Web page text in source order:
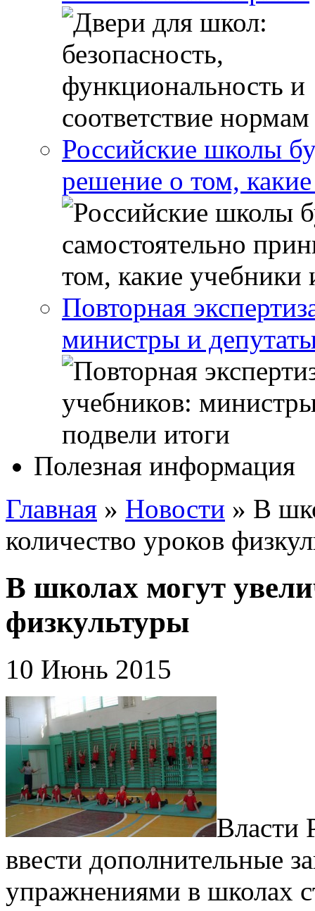
Российские школы
решение о том,
Повторная
министры и
Полезная информация
Главная » Новости » В
количество уроков
В школах могут
физкультуры
10 Июнь 2015
Власти
ввести дополнительные
упражнениями в школах